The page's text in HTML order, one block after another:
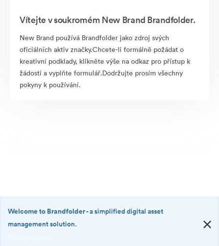
Vítejte v soukromém New Brand Brandfolder.
New Brand používá Brandfolder jako zdroj svých
oficiálních aktiv značky.Chcete-li formálně požádat o
kreativní podklady, klikněte výše na odkaz pro přístup k
žádosti a vyplňte formulář.Dodržujte prosím všechny
pokyny k používání.
Welcome to Brandfolder- a simplified digital asset
management solution.